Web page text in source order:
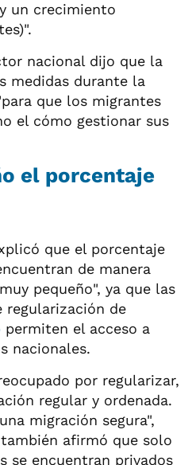
un crecimiento
nacional dijo que la
medidas durante la
que los migrantes
el cómo gestionar sus
el porcentaje
que el porcentaje
de manera
pequeño", ya que las
regularización de
permiten el acceso a
nacionales.
por regularizar,
regular y ordenada.
migración segura",
afirmó que solo
se encuentran privados